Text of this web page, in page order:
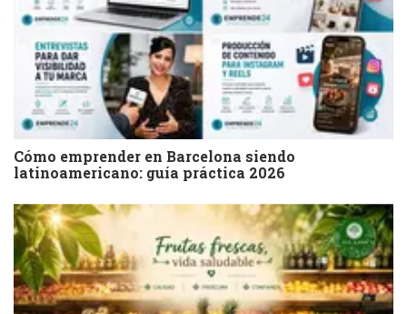
Cómo emprender en Barcelona siendo
latinoamericano: guía práctica 2026